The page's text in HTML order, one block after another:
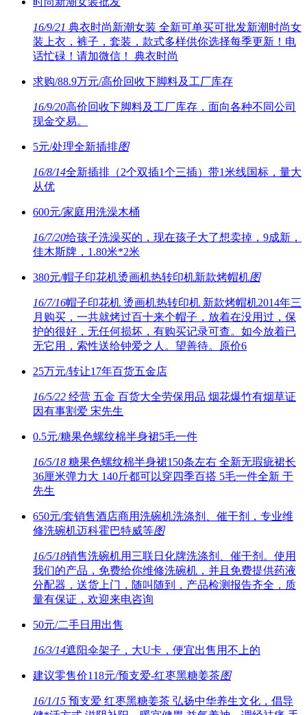
16/9/21 典衣时尚新潮女装 全新可单买可批发新潮时尚女
装上衣，裤子，套装，款式多样供你选择每季更新！电
话忙碌！请加微信！ 典衣时尚
求购/88.9万元/高价回收下脚料及工厂库存
16/9/20高价回收下脚料及工厂库存，面向各种不同公司
现金交易。
5元/处理全新插排图
16/8/14全新插排（2个双插1个三插）带1米线国标，量大
从优
600元/家庭用洗澡木桶
16/7/20给孩子洗澡买的，现在孩子大了想卖掉，9成新，
佳木斯牌，1.80米*2米
380元/帽子印花机烫画机热转印机新款烤帽机图
16/7/16帽子印花机 烫画机热转印机 新款烤帽机2014年三
月购买，一共就烤过百十来个帽子，放着在没用过，保
护的很好，无任何损坏，有购买记录可查。如今放着已
无它用，索性送给钟爱之人。望善待。原价6
25万元/转让17年百货五金店
16/5/22 经营 五金 百货大全劳保用品 烟花爆竹有烟草证
因有事割爱 宋先生
0.5元/糖果色螺纹棉半身裙5毛一件
16/5/18 糖果色螺纹棉半身裙150条左右 全新无瑕疵裙长
36厘米弹力大 140斤都可以穿四季百搭 5毛一件全新 于
先生
650元/套销售酒店商用洗碗机洗涤剂、催干剂，专业维
修洗碗机迈科霍巴特威等图
16/5/18销售洗碗机用三联日化牌洗涤剂、催干剂。使用
我们的产品，免费给你维修洗碗机，并且免费提供药液
分配器，送货上门，随叫随到，产品检测报告齐全，质
量有保证，欢迎来电咨询
50元/二手日用出售
16/3/14遮阳伞架子，大U卡，便宜出售用不上的
建议零售价118元/预支爱-红枣黑糖姜茶图
16/1/15 预支爱 红枣黑糖姜茶 弘扬中华养生文化，倡导